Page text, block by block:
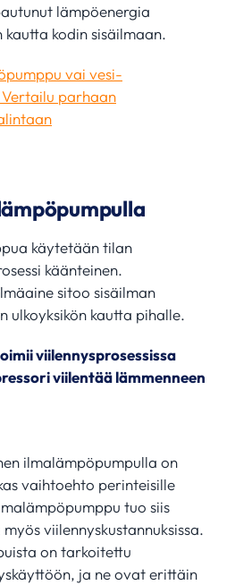
lämpöenergia
kodin sisäilmaan.
vai vesi-
parhaan
käytetään tilan
käänteinen.
sitoo sisäilman
ulkoyksikön kautta pihalle.
viilennysprosessissa
viilentää lämmenneen
ilmalämpöpumpulla on
vaihtoehto perinteisille
tuo siis
viilennyskustannuksissa.
on tarkoitettu
ja ne ovat erittäin